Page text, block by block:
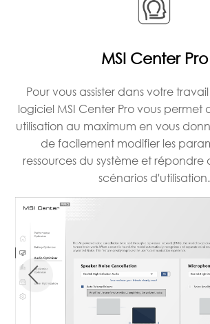
MSI Center Pro
Pour vous assister dans votre
logiciel MSI Center Pro vous permet
utilisation au maximum en vous
de facilement modifier les
ressources du système et répondre
scénarios d'utilisation.